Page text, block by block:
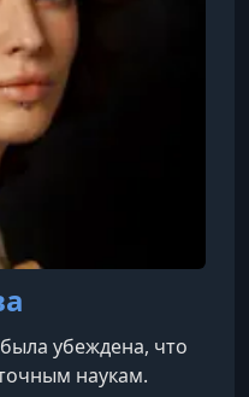
убеждена, что
наукам.